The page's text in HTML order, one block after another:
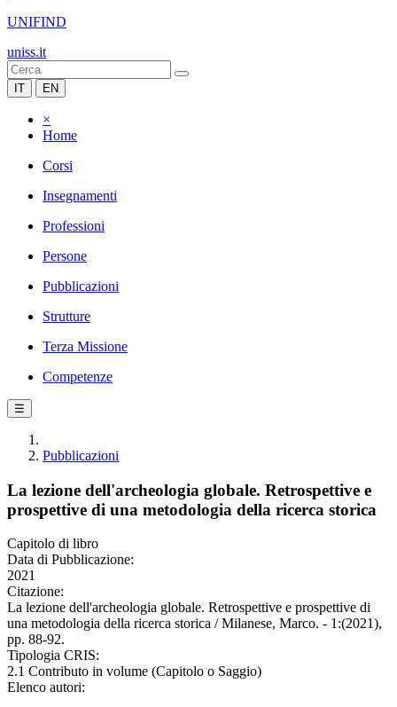
UNIFIND
uniss.it
IT EN
×
Home
Corsi
Insegnamenti
Professioni
Persone
Pubblicazioni
Strutture
Terza Missione
Competenze
☰
Pubblicazioni
La lezione dell'archeologia globale. Retrospettive e
prospettive di una metodologia della ricerca storica
Capitolo di libro
Data di Pubblicazione:
2021
Citazione:
La lezione dell'archeologia globale. Retrospettive e prospettive di
una metodologia della ricerca storica / Milanese, Marco. - 1:(2021),
pp. 88-92.
Tipologia CRIS:
2.1 Contributo in volume (Capitolo o Saggio)
Elenco autori: